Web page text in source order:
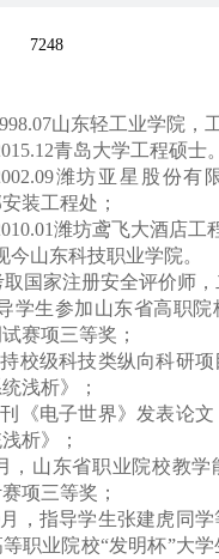
7248
山东轻工业学院，
青岛大学工程硕士。
潍坊亚星股份有
装工程处；
潍坊鸢飞大酒店工
今山东科技职业学院。
取国家注册安全评价师，
学生参加山东省高职
赛项三等奖；
持校级科技类纵向科研
浅析》；
刊《电子世界》发表论
析》；
，山东省职业院校教学
项三等奖；
月，指导学生张建虎同
职业院校“发明杯”大